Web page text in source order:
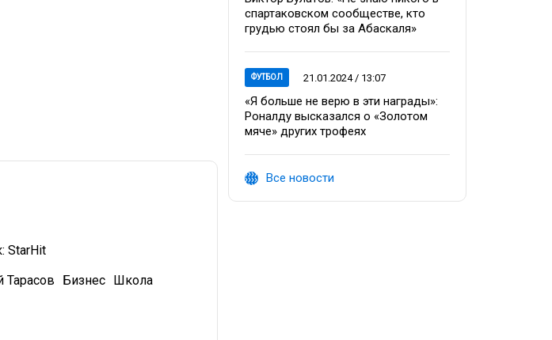
StarHit
Тарасов
Бизнес Школа
спартаковском сообществе, кто
грудью стоял бы за Абаскаля»
ФУТБОЛ 21.01.2024 / 13:07
«Я больше не верю в эти награды»:
Роналду высказался о «Золотом
мяче» других трофеях
Все новости